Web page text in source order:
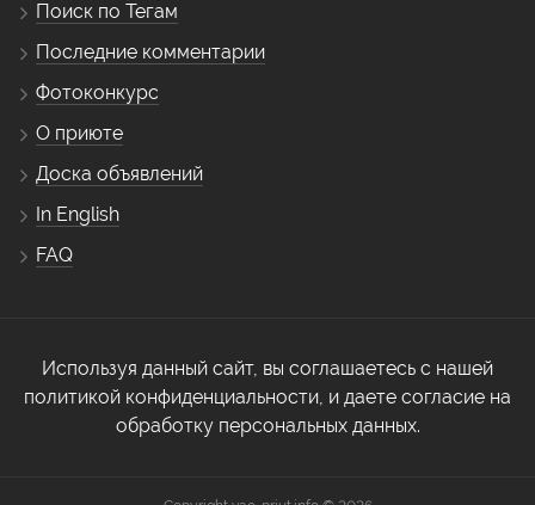
Поиск по Тегам
Последние комментарии
Фотоконкурс
О приюте
Доска объявлений
In English
FAQ
Используя данный сайт, вы соглашаетесь с нашей
политикой конфиденциальности, и даете согласие на
обработку персональных данных.